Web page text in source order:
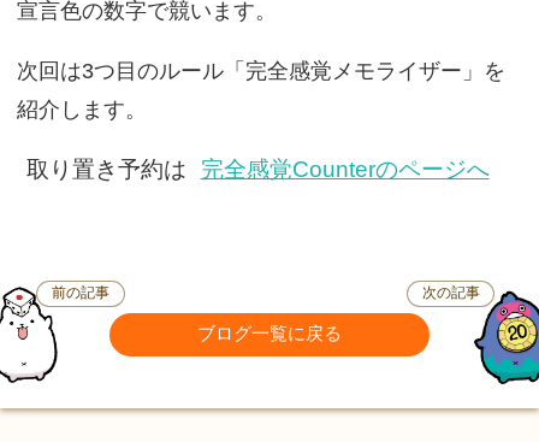
宣言色の数字で競います。
次回は3つ目のルール「完全感覚メモライザー」を
紹介します。
取り置き予約は 完全感覚Counterのページへ
前の記事
ブログ一覧に戻る
次の記事